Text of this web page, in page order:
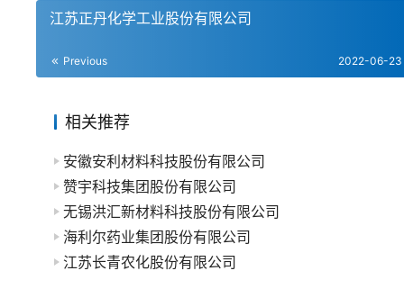
江苏正丹化学工业股份有限公司
Previous 2022-06-23
相关推荐
安徽安利材料科技股份有限公司
赞宇科技集团股份有限公司
无锡洪汇新材料科技股份有限公司
海利尔药业集团股份有限公司
江苏长青农化股份有限公司